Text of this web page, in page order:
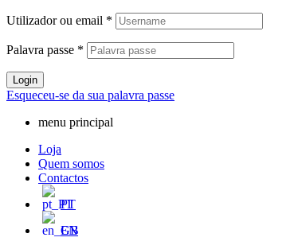
Utilizador ou email *
Palavra passe *
Login
Esqueceu-se da sua palavra passe
menu principal
Loja
Quem somos
Contactos
PT
EN